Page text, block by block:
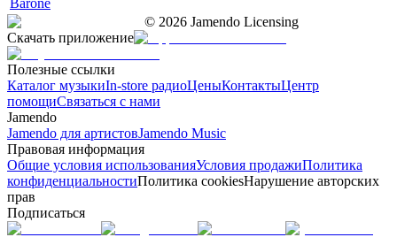
© 2026 Jamendo Licensing
Скачать приложение
Полезные ссылки
Каталог музыкиIn-store радиоЦеныКонтактыЦентр
помощиСвязаться с нами
Jamendo
Jamendo для артистовJamendo Music
Правовая информация
Общие условия использованияУсловия продажиПолитика
конфиденциальностиПолитика cookiesНарушение авторских
прав
Подписаться